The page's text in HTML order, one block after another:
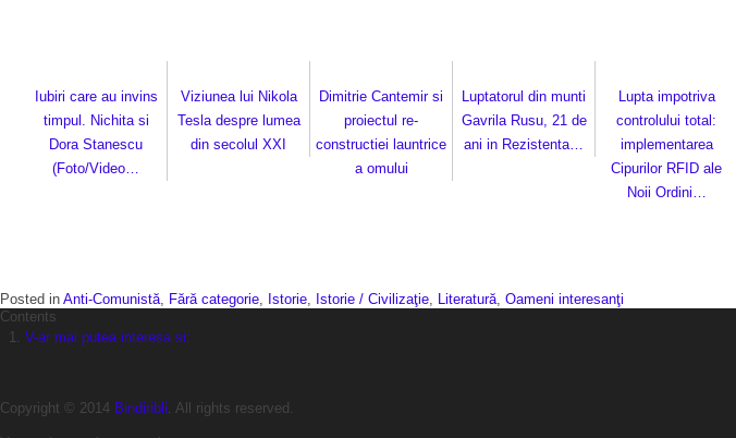
Iubiri care au invins
timpul. Nichita si
Dora Stanescu
(Foto/Video…
Viziunea lui Nikola
Tesla despre lumea
din secolul XXI
Dimitrie Cantemir si
proiectul re-
constructiei launtrice
a omului
Luptatorul din munti
Gavrila Rusu, 21 de
ani in Rezistenta…
Lupta impotriva
controlului total:
implementarea
Cipurilor RFID ale
Noii Ordini…
Posted in Anti-Comunistă, Fără categorie, Istorie, Istorie / Civilizaţie, Literatură, Oameni interesanţi
Contents
V-ar mai putea interesa si:
Copyright © 2014 Bindiribli. All rights reserved.